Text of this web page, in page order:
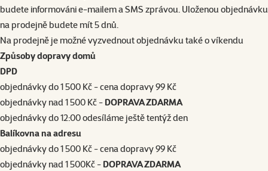
budete informováni e-mailem a SMS zprávou. Uloženou objednávku
na prodejně budete mít 5 dnů.
Na prodejně je možné vyzvednout objednávku také o víkendu
Způsoby dopravy domů
DPD
objednávky do 1 500 Kč - cena dopravy 99 Kč
objednávky nad 1 500 Kč - DOPRAVA ZDARMA
objednávky do 12:00 odesíláme ještě tentýž den
Balíkovna na adresu
objednávky do 1 500 Kč - cena dopravy 99 Kč
objednávky nad 1 500Kč - DOPRAVA ZDARMA